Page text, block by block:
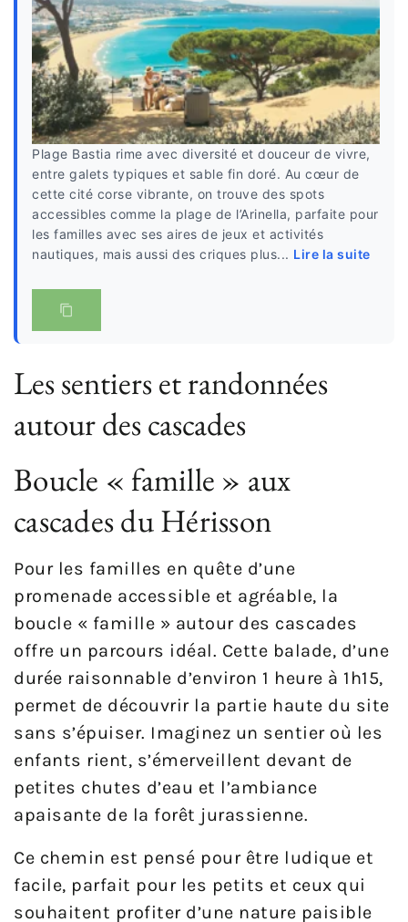
Plage Bastia rime avec diversité et douceur de vivre,
entre galets typiques et sable fin doré. Au cœur de
cette cité corse vibrante, on trouve des spots
accessibles comme la plage de l’Arinella, parfaite pour
les familles avec ses aires de jeux et activités
nautiques, mais aussi des criques plus... Lire la suite
Les sentiers et randonnées
autour des cascades
Boucle « famille » aux
cascades du Hérisson
Pour les familles en quête d’une
promenade accessible et agréable, la
boucle « famille » autour des cascades
offre un parcours idéal. Cette balade, d’une
durée raisonnable d’environ 1 heure à 1h15,
permet de découvrir la partie haute du site
sans s’épuiser. Imaginez un sentier où les
enfants rient, s’émerveillent devant de
petites chutes d’eau et l’ambiance
apaisante de la forêt jurassienne.
Ce chemin est pensé pour être ludique et
facile, parfait pour les petits et ceux qui
souhaitent profiter d’une nature paisible